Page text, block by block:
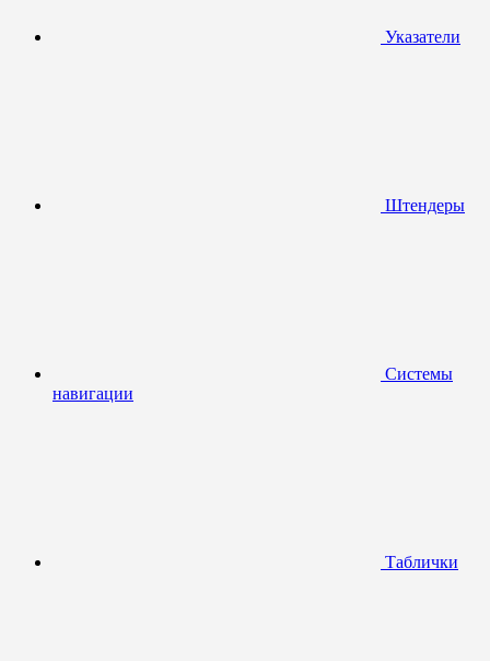
Указатели
Штендеры
Системы
навигации
Таблички